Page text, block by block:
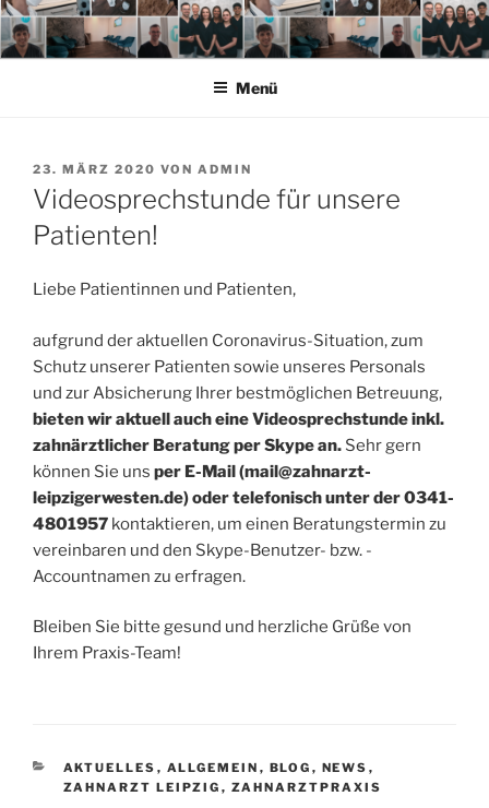
Zum
Inhalt
springen
Menü
VERÖFFENTLICHT
AM
23. MÄRZ 2020 VON ADMIN
Videosprechstunde für unsere
Patienten!
Liebe Patientinnen und Patienten,
aufgrund der aktuellen Coronavirus-Situation, zum
Schutz unserer Patienten sowie unseres Personals
und zur Absicherung Ihrer bestmöglichen Betreuung,
bieten wir aktuell auch eine Videosprechstunde inkl.
zahnärztlicher Beratung per Skype an. Sehr gern
können Sie uns per E-Mail (mail@zahnarzt-
leipzigerwesten.de) oder telefonisch unter der0341-
4801957 kontaktieren, um einen Beratungstermin zu
vereinbaren und den Skype-Benutzer- bzw. -
Accountnamen zu erfragen.
Bleiben Sie bitte gesund und herzliche Grüße von
Ihrem Praxis-Team!
KATEGORIEN
AKTUELLES , ALLGEMEIN , BLOG , NEWS ,
ZAHNARZT LEIPZIG , ZAHNARZTPRAXIS